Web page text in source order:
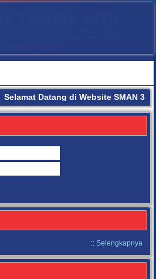
Selamat Datang di Website SMAN 3
:: Selengkapnya